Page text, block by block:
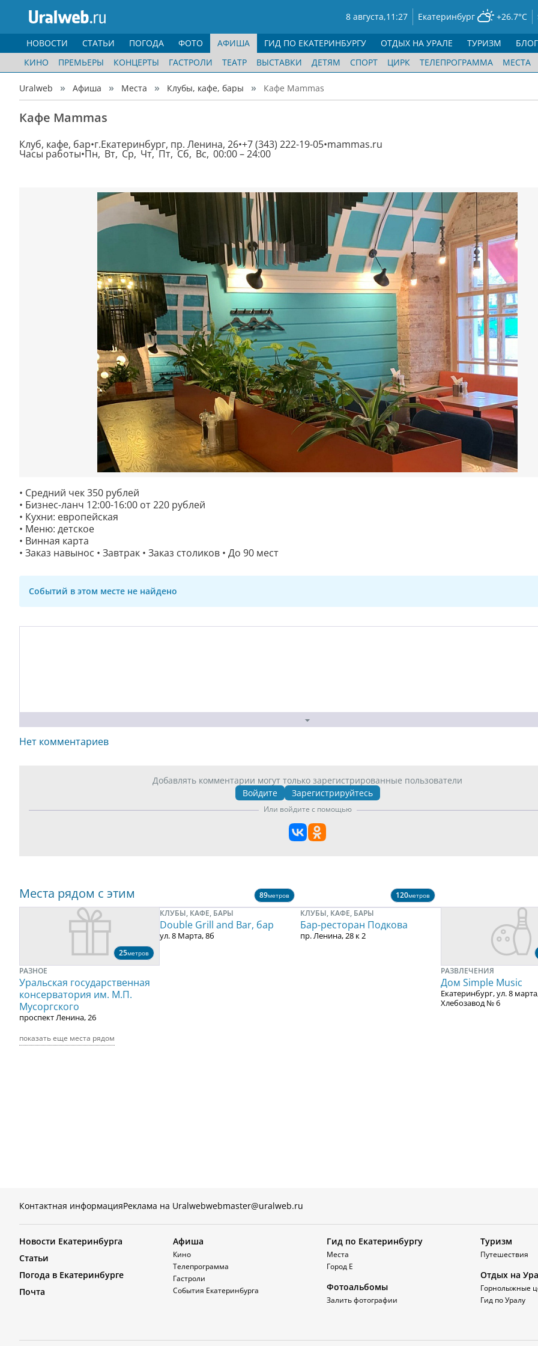
8 августа,11:27 Екатеринбург +26.7°C
НОВОСТИ СТАТЬИ ПОГОДА ФОТО
АФИША
КИНО
ПРЕМЬЕРЫ КОНЦЕРТЫ ГАСТРОЛИ ТЕАТР ВЫСТАВКИ ДЕТЯМ СПОРТ ЦИРК ТЕЛЕПРОГРАММА МЕСТА
ГИД ПО ЕКАТЕРИНБУРГУ ОТДЫХ НА УРАЛЕ ТУРИЗМ
Uralweb Афиша Места Клубы, кафе, бары Кафе Mammas
Кафе Mammas
Клуб, кафе, бар г.Екатеринбург, пр. Ленина, 26 +7 (343) 222-19-05 mammas.ru
Часы работы Пн, Вт, Ср, Чт, Пт, Сб, Вс, 00:00 – 24:00
• Средний чек 350 рублей
• Бизнес-ланч 12:00-16:00 от 220 рублей
• Кухни: европейская
• Меню: детское
• Винная карта
• Заказ навынос • Завтрак • Заказ столиков • До 90 мест
Событий в этом месте не найдено
Нет комментариев
Добавлять комментарии могут только зарегистрированные пользователи
Войдите
Зарегистрируйтесь
Или войдите с помощью
Места рядом с этим
25метров
РАЗНОЕ
Уральская государственная
консерватория им. М.П.
Мусоргского
проспект Ленина, 26
89метров
КЛУБЫ, КАФЕ, БАРЫ
Double Grill and Bar, бар
ул. 8 Марта, 8б
120метров
КЛУБЫ, КАФЕ, БАРЫ
Бар-ресторан Подкова
пр. Ленина, 28 к 2
РАЗВЛЕЧЕНИЯ
Дом Simple Music
Екатеринбург, ул. 8
Хлебозавод № 6
показать еще места рядом
Контактная информацияРеклама на Uralwebwebmaster@uralweb.ru
Новости Екатеринбурга
Статьи
Погода в Екатеринбурге
Почта
Афиша
Кино
Телепрограмма
Гастроли
События Екатеринбурга
Гид по Екатеринбургу
Места
Город Е
Фотоальбомы
Залить фотографии
Туризм
Путешествия
Отдых на
Горнолыжные
Гид по Уралу